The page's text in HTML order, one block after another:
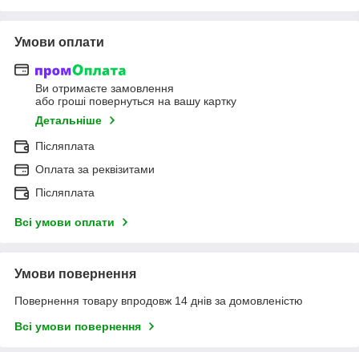
Умови оплати
Ви отримаєте замовлення
або гроші повернуться на вашу картку
Детальніше
Післяплата
Оплата за реквізитами
Післяплата
Всі умови оплати
Умови повернення
Повернення товару впродовж 14 днів за домовленістю
Всі умови повернення